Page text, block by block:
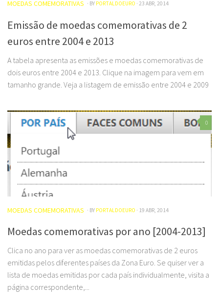
MOEDAS COMEMORATIVAS · BY PORTALDOEURO · 23 ABR, 2014
Emissão de moedas comemorativas de 2
euros entre 2004 e 2013
A tabela apresenta as emissões e moedas comemorativas de
dois euros entre 2004 e 2013. Clique na imagem para vem em
tamanho grande. Veja a listagem de emissão entre 2004 e 2009
0
MOEDAS COMEMORATIVAS · BY PORTALDOEURO · 19 ABR, 2014
Moedas comemorativas por ano [2004-2013]
Clica no ano para ver as moedas comemorativas de 2 euros
emitidas pelos diferentes países da Zona Euro. Se quiser ver a
lista de moedas emitidas por cada país individualmente, visita a
página correspondente,...